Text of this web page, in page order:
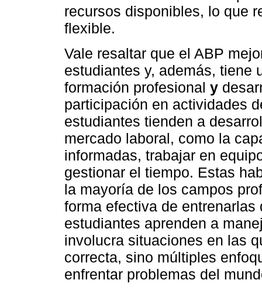
recursos disponibles, lo que
flexible.
Vale resaltar que el ABP
estudiantes y, además, tiene
formación profesional y
participación en actividades
estudiantes tienden a
mercado laboral, como la
informadas, trabajar en
gestionar el tiempo. Estas
la mayoría de los campos
forma efectiva de
estudiantes aprenden a
involucra situaciones en las
correcta, sino múltiples
enfrentar problemas del